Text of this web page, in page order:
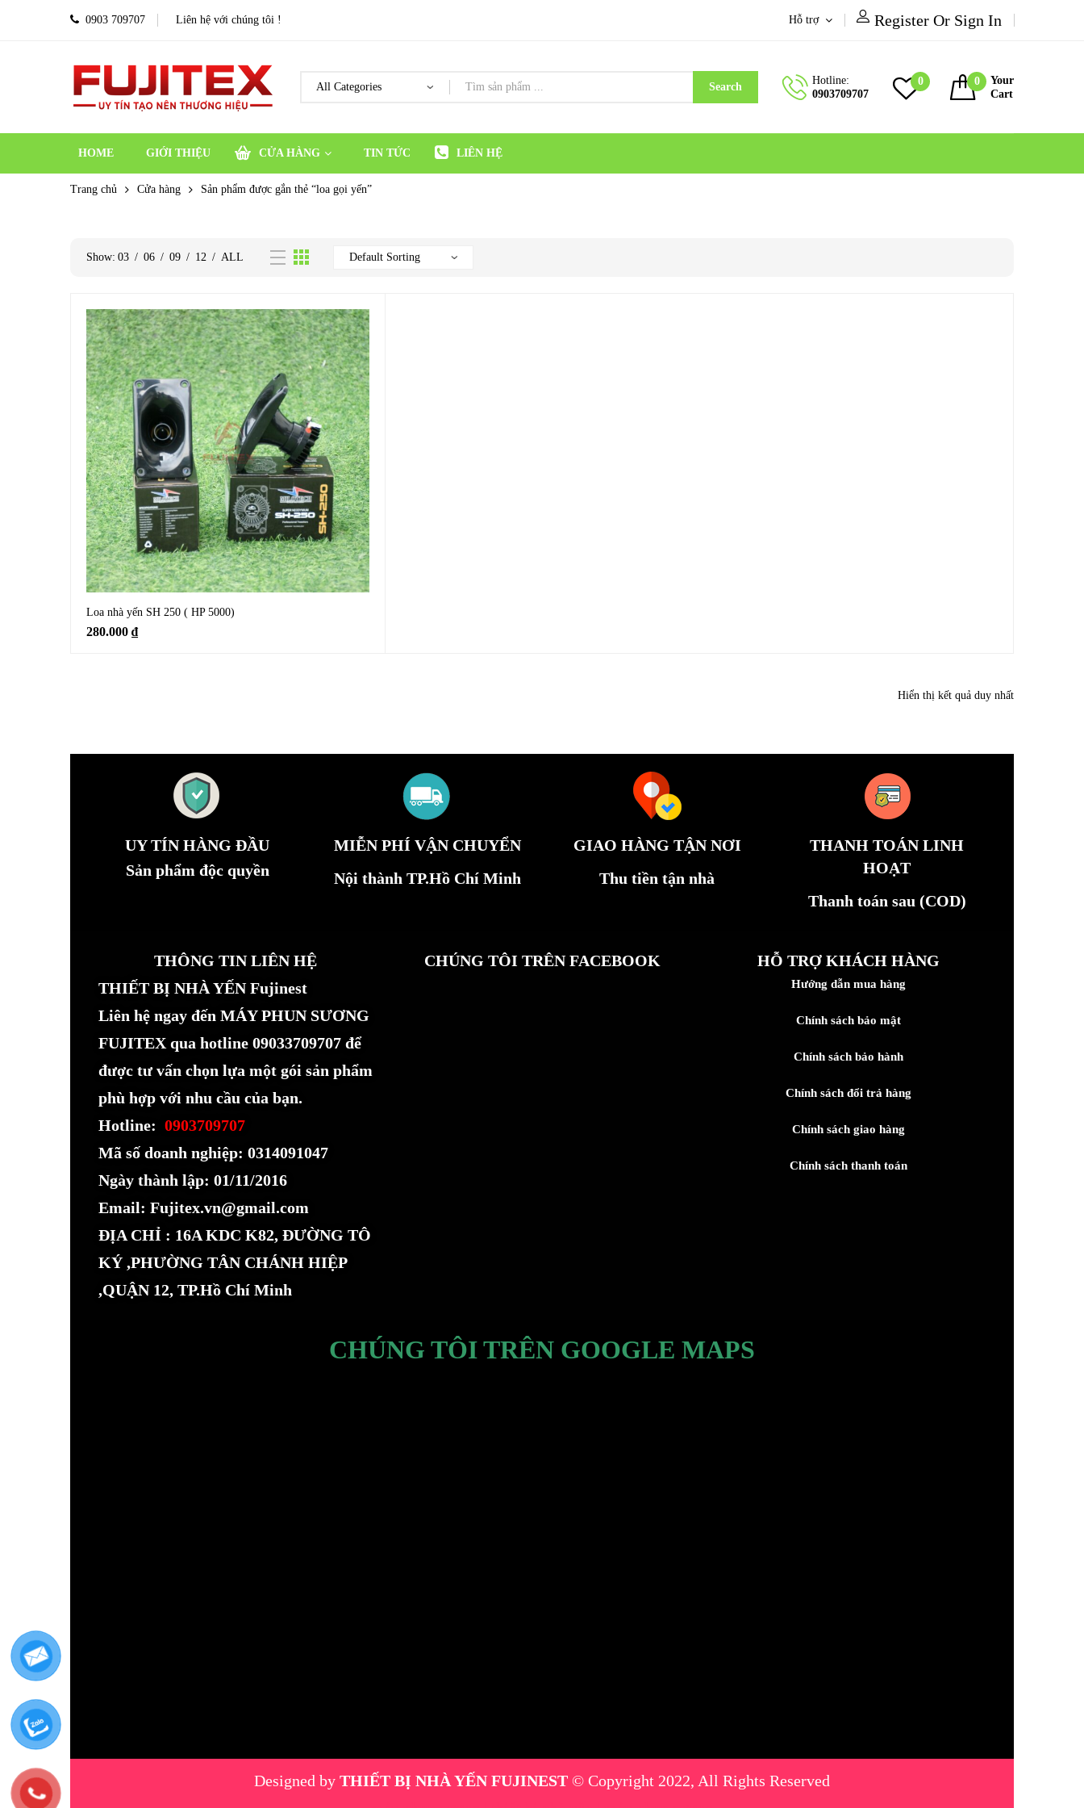
0903 709707 Liên hệ với chúng tôi ! Hỗ trợ Register Or Sign In
Search
Hotline:
0903709707
0 0
Your
Cart
HOME GIỚI THIỆU CỬA HÀNG TIN TỨC LIÊN HỆ
Trang chủ Cửa hàng Sản phẩm được gắn thẻ “loa gọi yến”
Show: 03 / 06 / 09 / 12 / ALL
Loa nhà yến SH 250 ( HP 5000)
280.000 ₫
Hiển thị kết quả duy nhất
UY TÍN HÀNG ĐẦU
Sản phẩm độc quyền
MIỄN PHÍ VẬN CHUYỂN
Nội thành TP.Hồ Chí Minh
GIAO HÀNG TẬN NƠI
Thu tiền tận nhà
THANH TOÁN LINH
HOẠT
Thanh toán sau (COD)
THÔNG TIN LIÊN HỆ
THIẾT BỊ NHÀ YẾN Fujinest
Liên hệ ngay đến MÁY PHUN SƯƠNG
FUJITEX qua hotline 09033709707 để
được tư vấn chọn lựa một gói sản phẩm
phù hợp với nhu cầu của bạn.
Hotline: 0903709707
Mã số doanh nghiệp: 0314091047
Ngày thành lập: 01/11/2016
Email: Fujitex.vn@gmail.com
ĐỊA CHỈ : 16A KDC K82, ĐƯỜNG TÔ
KÝ ,PHƯỜNG TÂN CHÁNH HIỆP
,QUẬN 12, TP.Hồ Chí Minh
CHÚNG TÔI TRÊN FACEBOOK HỖ TRỢ KHÁCH HÀNG
Hướng dẫn mua hàng
Chính sách bảo mật
Chính sách bảo hành
Chính sách đổi trả hàng
Chính sách giao hàng
Chính sách thanh toán
CHÚNG TÔI TRÊN GOOGLE MAPS
Designed by THIẾT BỊ NHÀ YẾN FUJINEST © Copyright 2022, All Rights Reserved